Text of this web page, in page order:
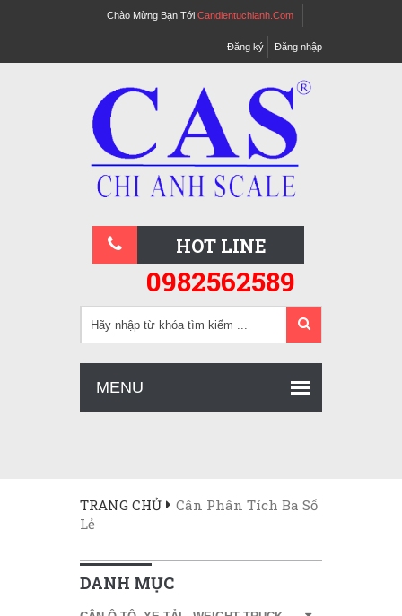
Chào Mừng Bạn Tới Candientuchianh.com
Đăng ký Đăng nhập
HOT LINE
0982562589
MENU
TRANG CHỦ
Cân Phân Tích Ba Số
Lẻ
DANH MỤC